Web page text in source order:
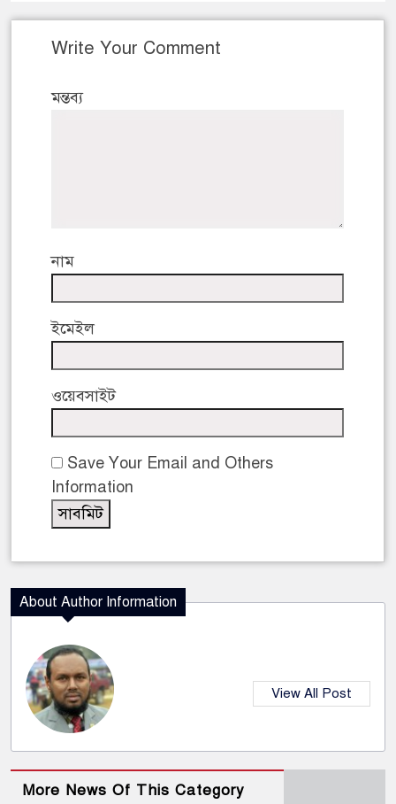
Write Your Comment
মন্তব্য
নাম
ইমেইল
ওয়েবসাইট
Save Your Email and Others
Information
About Author Information
View All Post
More News Of This Category